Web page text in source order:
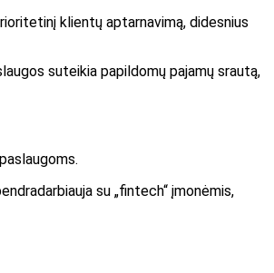
klientų aptarnavimą, didesnius
suteikia papildomų pajamų srautą,
su „fintech“ įmonėmis,